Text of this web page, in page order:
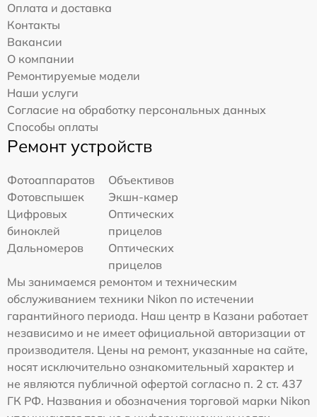
Оплата и доставка
Контакты
Вакансии
О компании
Ремонтируемые модели
Наши услуги
Согласие на обработку персональных данных
Способы оплаты
Ремонт устройств
Фотоаппаратов
Объективов
Фотовспышек
Экшн-камер
Цифровых
биноклей
Оптических
прицелов
Дальномеров
Оптических
прицелов
Мы занимаемся ремонтом и техническим
обслуживанием техники Nikon по истечении
гарантийного периода. Наш центр в Казани работает
независимо и не имеет официальной авторизации от
производителя. Цены на ремонт, указанные на сайте,
носят исключительно ознакомительный характер и
не являются публичной офертой согласно п. 2 ст. 437
ГК РФ. Названия и обозначения торговой марки Nikon